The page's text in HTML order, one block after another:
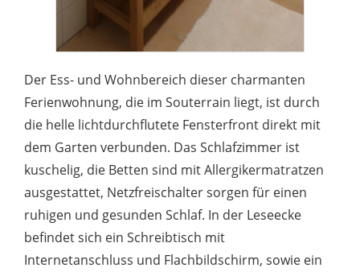
Der Ess- und Wohnbereich dieser charmanten
Ferienwohnung, die im Souterrain liegt, ist durch
die helle lichtdurchflutete Fensterfront direkt mit
dem Garten verbunden. Das Schlafzimmer ist
kuschelig, die Betten sind mit Allergikermatratzen
ausgestattet, Netzfreischalter sorgen für einen
ruhigen und gesunden Schlaf. In der Leseecke
befindet sich ein Schreibtisch mit
Internetanschluss und Flachbildschirm, sowie ein